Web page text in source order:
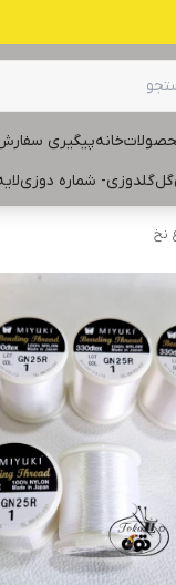
خانهپیگیری
گلگلدوزی- شماره دوزی
نخ